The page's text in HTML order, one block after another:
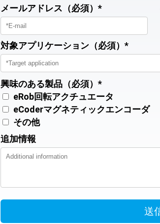
メールアドレス（必須）*
対象アプリケーション（必須）*
興味のある製品（必須）*
eRob回転アクチュエータ
eCoderマグネティックエンコーダ
その他
追加情報
送